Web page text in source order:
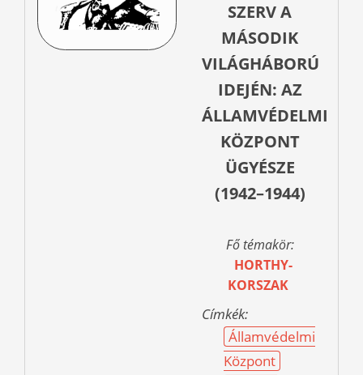
SZERV A
MÁSODIK
VILÁGHÁBORÚ
IDEJÉN: AZ
ÁLLAMVÉDELMI
KÖZPONT
ÜGYÉSZE
(1942–1944)
Fő témakör:
HORTHY-
KORSZAK
Címkék:
Államvédelmi
Központ